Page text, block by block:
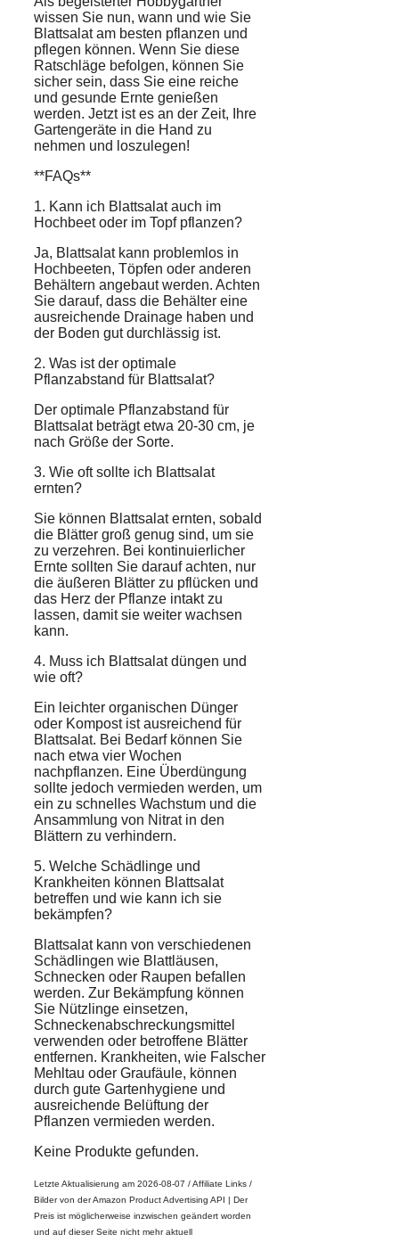
wissen Sie nun, wann und wie Sie
Blattsalat am besten pflanzen und
pflegen können. Wenn Sie diese
Ratschläge befolgen, können Sie
sicher sein, dass Sie eine reiche
und gesunde Ernte genießen
werden. Jetzt ist es an der Zeit, Ihre
Gartengeräte in die Hand zu
nehmen und loszulegen!
**FAQs**
1. Kann ich Blattsalat auch im
Hochbeet oder im Topf pflanzen?
Ja, Blattsalat kann problemlos in
Hochbeeten, Töpfen oder anderen
Behältern angebaut werden. Achten
Sie darauf, dass die Behälter eine
ausreichende Drainage haben und
der Boden gut durchlässig ist.
2. Was ist der optimale
Pflanzabstand für Blattsalat?
Der optimale Pflanzabstand für
Blattsalat beträgt etwa 20-30 cm, je
nach Größe der Sorte.
3. Wie oft sollte ich Blattsalat
ernten?
Sie können Blattsalat ernten, sobald
die Blätter groß genug sind, um sie
zu verzehren. Bei kontinuierlicher
Ernte sollten Sie darauf achten, nur
die äußeren Blätter zu pflücken und
das Herz der Pflanze intakt zu
lassen, damit sie weiter wachsen
kann.
4. Muss ich Blattsalat düngen und
wie oft?
Ein leichter organischen Dünger
oder Kompost ist ausreichend für
Blattsalat. Bei Bedarf können Sie
nach etwa vier Wochen
nachpflanzen. Eine Überdüngung
sollte jedoch vermieden werden, um
ein zu schnelles Wachstum und die
Ansammlung von Nitrat in den
Blättern zu verhindern.
5. Welche Schädlinge und
Krankheiten können Blattsalat
betreffen und wie kann ich sie
bekämpfen?
Blattsalat kann von verschiedenen
Schädlingen wie Blattläusen,
Schnecken oder Raupen befallen
werden. Zur Bekämpfung können
Sie Nützlinge einsetzen,
Schneckenabschreckungsmittel
verwenden oder betroffene Blätter
entfernen. Krankheiten, wie Falscher
Mehltau oder Graufäule, können
durch gute Gartenhygiene und
ausreichende Belüftung der
Pflanzen vermieden werden.
Keine Produkte gefunden.
Letzte Aktualisierung am 2026-08-07 / Affiliate Links /
Bilder von der Amazon Product Advertising API | Der
Preis ist möglicherweise inzwischen geändert worden
und auf dieser Seite nicht mehr aktuell